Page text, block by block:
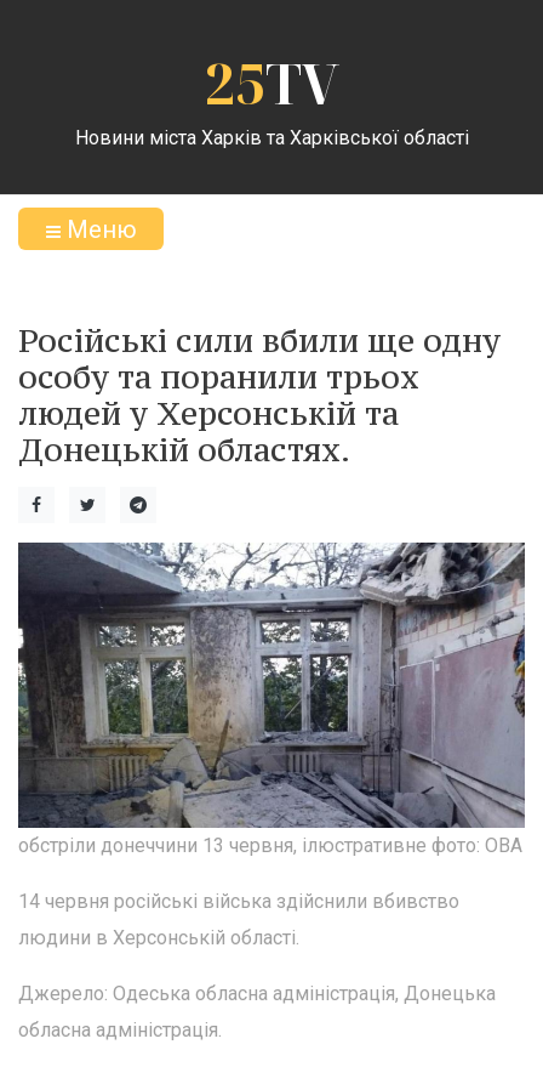
25TV
Новини міста Харків та Харківської області
Меню
Російські сили вбили ще одну
особу та поранили трьох
людей у Херсонській та
Донецькій областях.
обстріли донеччини 13 червня, ілюстративне фото: ОВА
14 червня російські війська здійснили вбивство
людини в Херсонській області.
Джерело: Одеська обласна адміністрація, Донецька
обласна адміністрація.